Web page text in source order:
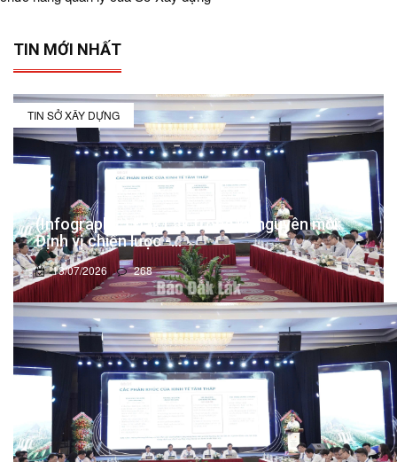
TIN MỚI NHẤT
TIN SỞ XÂY DỰNG
(Infographic) Đắk Lắk trong kỷ nguyên mới:
Định vị chiến lược -...
13/07/2026 268